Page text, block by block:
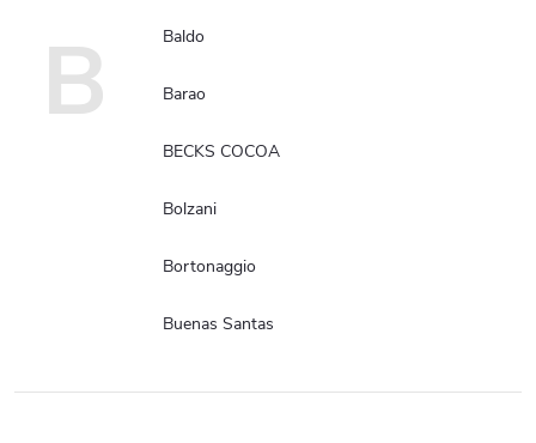
B Baldo
Barao
BECKS COCOA
Bolzani
Bortonaggio
Buenas Santas